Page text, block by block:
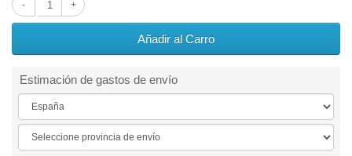
Añadir al Carro
Estimación de gastos de envío